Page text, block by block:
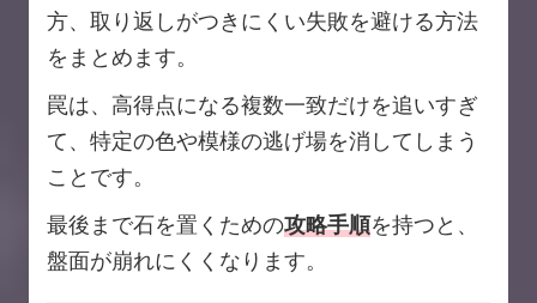
方、取り返しがつきにくい失敗を避ける方法
をまとめます。
罠は、高得点になる複数一致だけを追いすぎ
て、特定の色や模様の逃げ場を消してしまう
ことです。
最後まで石を置くための攻略手順を持つと、
盤面が崩れにくくなります。